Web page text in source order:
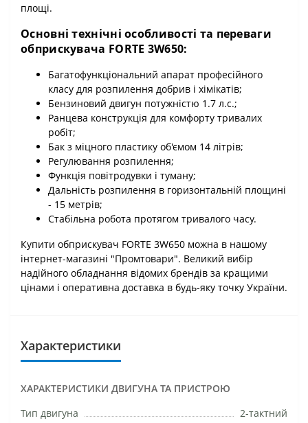
площі.
Основні технічні особливості та переваги
обприскувача FORTE 3W650:
Багатофункціональний апарат професійного
класу для розпилення добрив і хімікатів;
Бензиновий двигун потужністю 1.7 л.с.;
Ранцева конструкція для комфорту тривалих
робіт;
Бак з міцного пластику об'ємом 14 літрів;
Регулювання розпилення;
Функція повітродувки і туману;
Дальність розпилення в горизонтальній площині
- 15 метрів;
Стабільна робота протягом тривалого часу.
Купити обприскувач FORTE 3W650 можна в нашому
інтернет-магазині "Промтовари". Великий вибір
надійного обладнання відомих брендів за кращими
цінами і оперативна доставка в будь-яку точку України.
Характеристики
ХАРАКТЕРИСТИКИ ДВИГУНА ТА ПРИСТРОЮ
Тип двигуна
2-тактний